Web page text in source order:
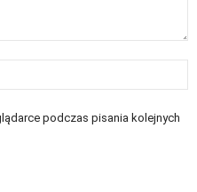
podczas pisania kolejnych